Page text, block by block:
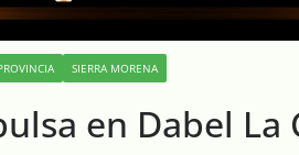
SIERRA MORENA
en Dabel La